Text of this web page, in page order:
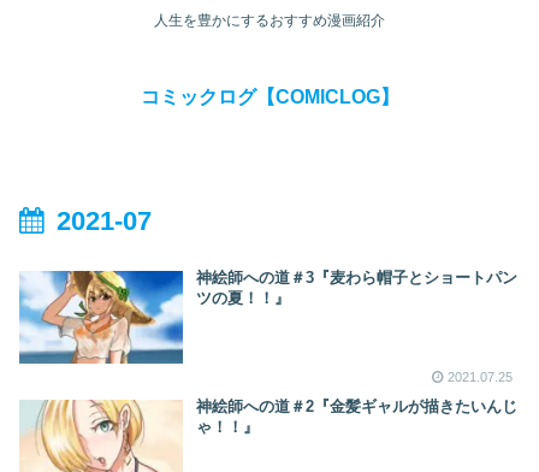
人生を豊かにするおすすめ漫画紹介
コミックログ【COMICLOG】
2021-07
神絵師への道＃3『麦わら帽子とショートパン
ツの夏！！』
2021.07.25
神絵師への道＃2『金髪ギャルが描きたいんじ
ゃ！！』